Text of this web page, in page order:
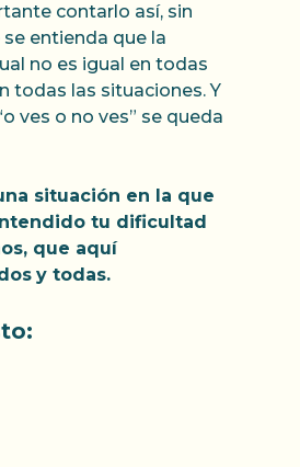
contarlo así, sin
entienda que la
no es igual en todas
todas las situaciones. Y
ves o no ves” se queda
situación en la que
tu dificultad
que aquí
y todas.